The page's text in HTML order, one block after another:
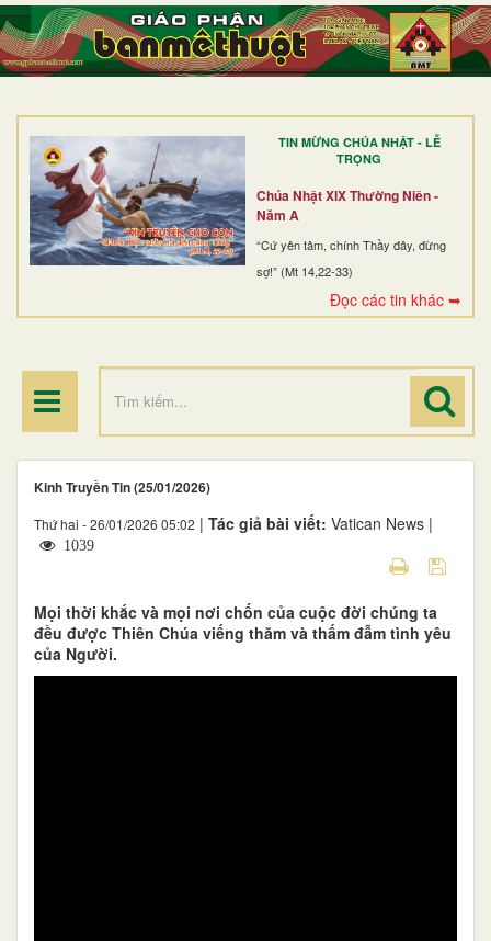
TIN MỪNG CHÚA NHẬT - LỄ
TRỌNG
Chúa Nhật XIX Thường Niên -
Năm A
“Cứ yên tâm, chính Thầy đây, đừng
sợ!” (Mt 14,22-33)
Đọc các tin khác ➥
TRANG NHẤT
GIỚI THIỆU
DÒNG TU
BAN MỤC VỤ
ĐOÀN THỂ CG
ĐIỂM HÀNH HƯƠNG
Kinh Truyền Tin (25/01/2026)
Thứ hai - 26/01/2026 05:02 | Tác giả bài viết: Vatican News |
1039
Mọi thời khắc và mọi nơi chốn của cuộc đời chúng ta
đều được Thiên Chúa viếng thăm và thấm đẫm tình yêu
của Người.